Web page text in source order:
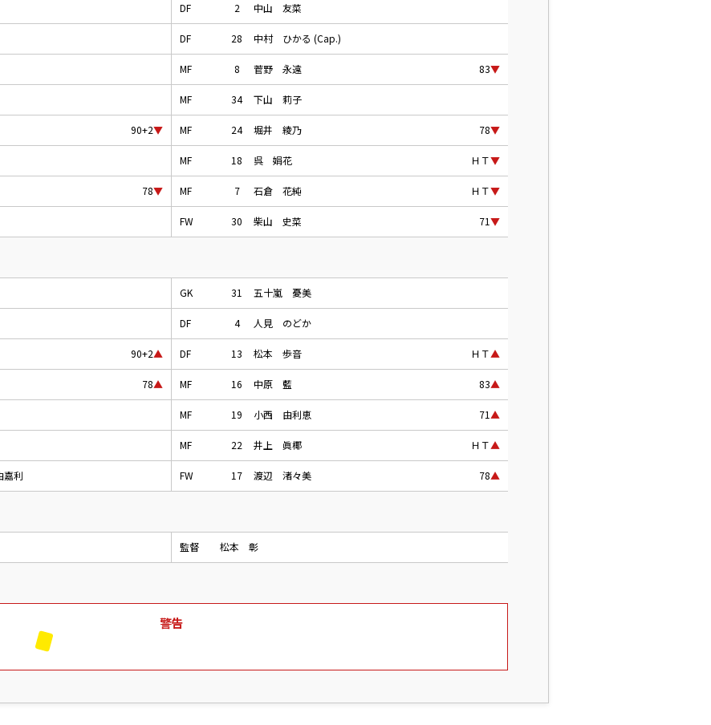
90+2▼
78▼
90+2▲
78▲
利
DF 2 中山 友菜
DF 28 中村 ひかる (Cap.)
MF 8 菅野 永遠 83▼
MF 34 下山 莉子
MF 24 堀井 綾乃 78▼
MF 18 呉 娟花 ＨＴ▼
MF 7 石倉 花純 ＨＴ▼
FW 30 柴山 史菜 71▼
GK 31 五十嵐 憂美
DF 4 人見 のどか
DF 13 松本 歩音 ＨＴ▲
MF 16 中原 藍 83▲
MF 19 小西 由利恵 71▲
MF 22 井上 眞椰 ＨＴ▲
FW 17 渡辺 渚々美 78▲
監督 松本 彰
警告